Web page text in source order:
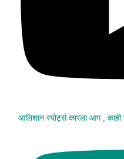
आलिशान स्पोर्ट्स कारला आग ,